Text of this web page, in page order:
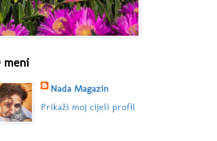
meni
Nada Magazin
Prikaži moj cijeli profil